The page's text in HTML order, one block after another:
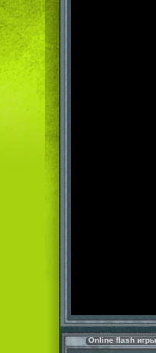
Online flash игры